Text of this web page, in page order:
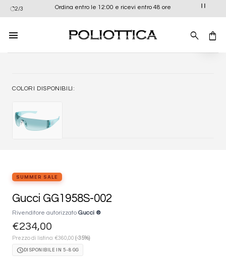
Salta
ai
contenuti
2/3 Ordina entro le 12:00 e ricevi entro 48 ore
COLORI DISPONIBILI:
SUMMER SALE
Gucci GG1958S-002
Rivenditore autorizzato Gucci ®
€234,00
Prezzo di listino: €360,00 (-35%)
scheduleDISPONIBILE IN 5-8 GG